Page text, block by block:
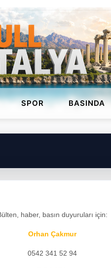
SPOR BASINDA
haber, basın duyuruları için:
Orhan Çakmur
0542 341 52 94